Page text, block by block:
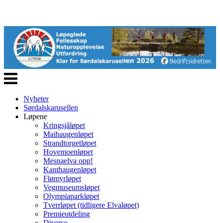
Veksle
navigasjon
Nyheter
Sørdalskarusellen
Løpene
Kringsjåløpet
Maihaugenløpet
Strandtorgetløpet
Hovemoenløpet
Mesnaelva opp!
Kanthaugenløpet
Flømyrløpet
Vegmuseumsløpet
Olympiaparkløpet
Tverrløpet (tidligere Elvaløpet)
Premieutdeling